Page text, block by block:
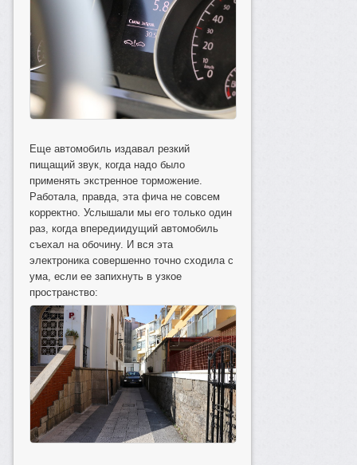
Еще автомобиль издавал резкий
пищащий звук, когда надо было
применять экстренное торможение.
Работала, правда, эта фича не совсем
корректно. Услышали мы его только один
раз, когда впередиидущий автомобиль
съехал на обочину. И вся эта
электроника совершенно точно сходила с
ума, если ее запихнуть в узкое
пространство: